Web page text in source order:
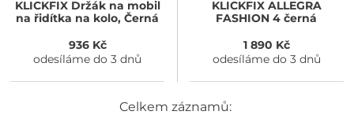
KLICKFIXDržák na mobil
na řidítka na kolo, Černá
936 Kč
odesíláme do 3 dnů
KLICKFIXALLEGRA
FASHION 4 černá
1 890 Kč
odesíláme do 3 dnů
Celkem záznamů: